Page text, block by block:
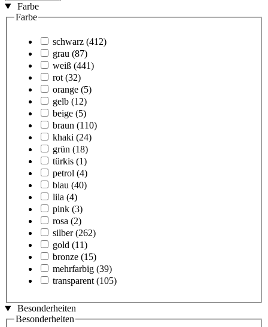
Farbe
Farbe
schwarz (412)
grau (87)
weiß (441)
rot (32)
orange (5)
gelb (12)
beige (5)
braun (110)
khaki (24)
grün (18)
türkis (1)
petrol (4)
blau (40)
lila (4)
pink (3)
rosa (2)
silber (262)
gold (11)
bronze (15)
mehrfarbig (39)
transparent (105)
Besonderheiten
Besonderheiten